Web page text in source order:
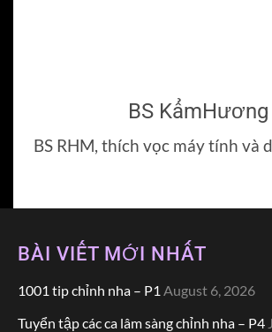
BS KẩmHương
BS RHM, thích vọc máy tính và
BÀI VIẾT MỚI NHẤT
1001 tip chỉnh nha – P1 August 6, 2026
Tuyển tập các ca lâm sàng chỉnh nha – P4